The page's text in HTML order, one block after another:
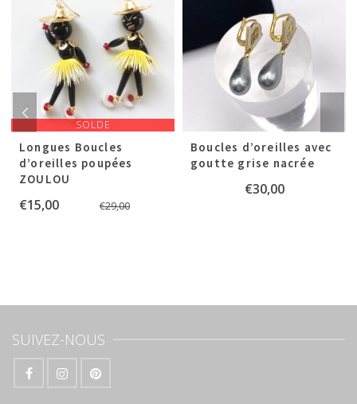
SOLDE
Longues Boucles
d’oreilles poupées
ZOULOU
€29,00Le
€15,00
Le
Boucles d’oreilles avec
goutte grise nacrée
€30,00
SUIVEZ-NOUS